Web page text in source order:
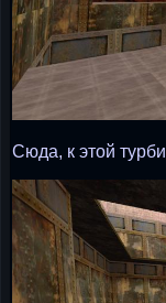
Сюда, к этой